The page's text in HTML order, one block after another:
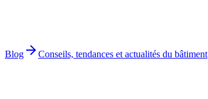
Blog Conseils, tendances et actualités du bâtiment